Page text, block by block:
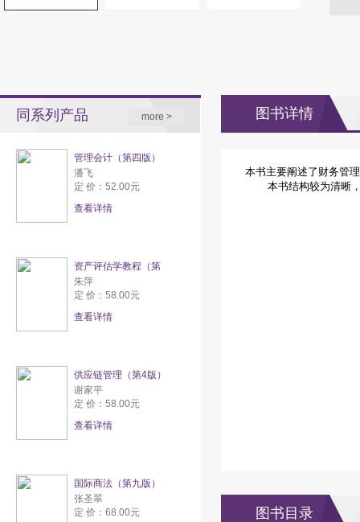
同系列产品 more >
管理会计（第四版）
潘飞
定 价：52.00元
查看详情
资产评估学教程（第
朱萍
定 价：58.00元
查看详情
供应链管理（第4版）
谢家平
定 价：58.00元
查看详情
国际商法（第九版）
张圣翠
定 价：68.00元
图书详情
本书主要阐述了财务管
本书结构较为清晰，
图书目录